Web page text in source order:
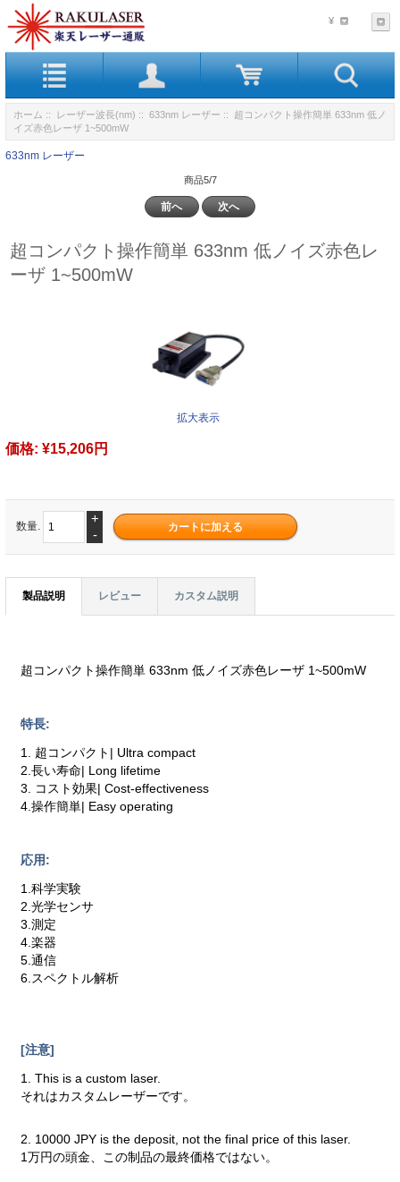
¥
ホーム :: レーザー波長(nm) :: 633nm レーザー :: 超コンパクト操作簡単 633nm 低ノ
イズ赤色レーザ 1~500mW
633nm レーザー
商品5/7
前へ 次へ
超コンパクト操作簡単 633nm 低ノイズ赤色レ
ーザ 1~500mW
拡大表示
価格: ¥15,206円
数量.
+
-
製品説明 レビュー カスタム説明
超コンパクト操作簡単 633nm 低ノイズ赤色レーザ 1~500mW
特長:
1. 超コンパクト| Ultra compact
2.長い寿命| Long lifetime
3. コスト効果| Cost-effectiveness
4.操作簡単| Easy operating
応用:
1.科学実験
2.光学センサ
3.測定
4.楽器
5.通信
6.スペクトル解析
[注意]
1. This is a custom laser.
それはカスタムレーザーです。
2. 10000 JPY is the deposit, not the final price of this laser.
1万円の頭金、この制品の最終価格ではない。